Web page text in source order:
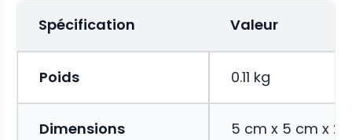
Spécification Valeur
Poids 0.11 kg
Dimensions
5 cm x 5 cm x